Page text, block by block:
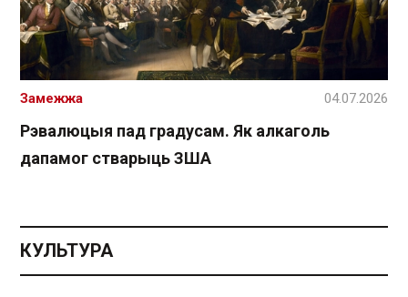
Рэвалюцыя пад градусам. Як алкаголь
дапамог стварыць ЗША
Замежжа 04.07.2026
КУЛЬТУРА